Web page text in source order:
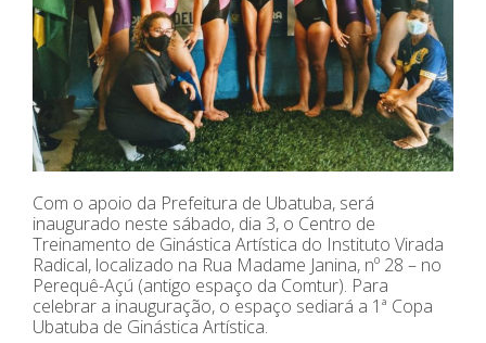
Com o apoio da Prefeitura de Ubatuba, será
inaugurado neste sábado, dia 3, o Centro de
Treinamento de Ginástica Artística do Instituto Virada
Radical, localizado na Rua Madame Janina, nº 28 – no
Perequê-Açú (antigo espaço da Comtur). Para
celebrar a inauguração, o espaço sediará a 1ª Copa
Ubatuba de Ginástica Artística.